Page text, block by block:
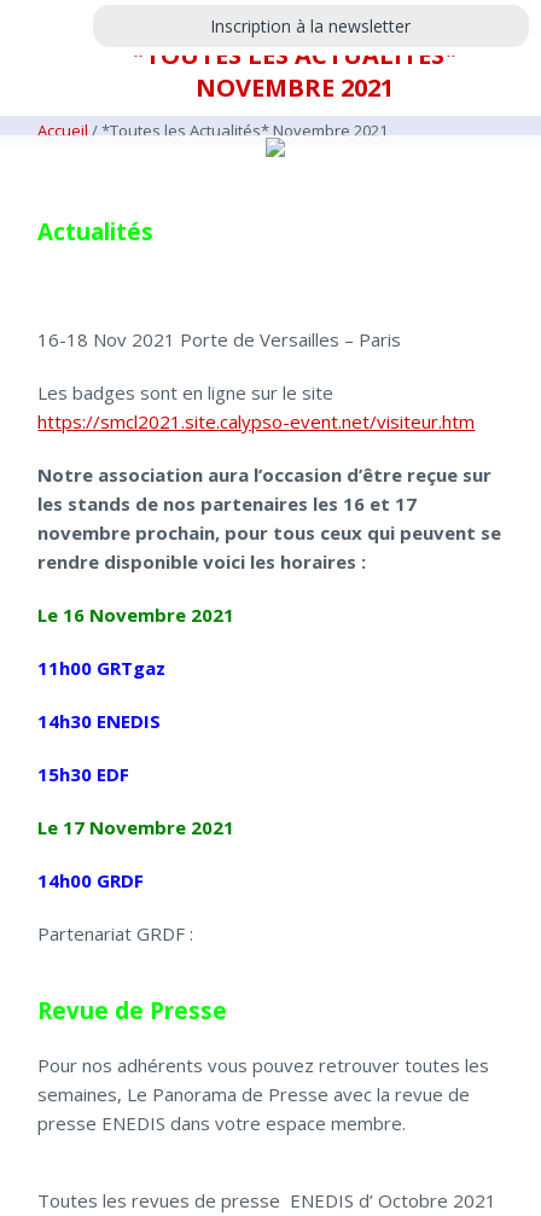
Inscription à la newsletter
*TOUTES LES ACTUALITÉS*
NOVEMBRE 2021
Accueil /*Toutes les Actualités* Novembre 2021
Actualités
16-18 Nov 2021 Porte de Versailles – Paris
Les badges sont en ligne sur le site
https://smcl2021.site.calypso-event.net/visiteur.htm
Notre association aura l’occasion d’être reçue sur
les stands de nos partenaires les 16 et 17
novembre prochain, pour tous ceux qui peuvent se
rendre disponible voici les horaires :
Le 16 Novembre 2021
11h00 GRTgaz
14h30 ENEDIS
15h30 EDF
Le 17 Novembre 2021
14h00 GRDF
Partenariat GRDF :
Revue de Presse
Pour nos adhérents vous pouvez retrouver toutes les
semaines, Le Panorama de Presse avec la revue de
presse ENEDIS dans votre espace membre.
Toutes les revues de presse ENEDIS d’ Octobre 2021